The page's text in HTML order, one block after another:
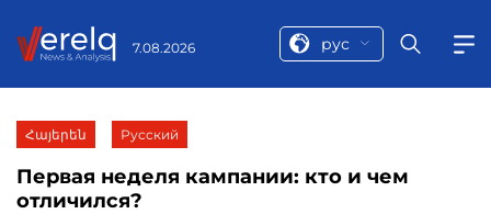
7.08.2026 рус
Հայերեն Русский
Первая неделя кампании: кто и чем
отличился?